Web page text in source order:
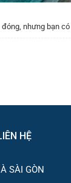
nhưng bạn
HỆ
SÀI GÒN